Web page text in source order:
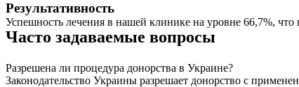
Результативность
Успешность лечения в нашей клинике на уровне 66,7%,
Часто задаваемые вопросы
Разрешена ли процедура донорства в Украине?
Законодательство Украины разрешает донорство с